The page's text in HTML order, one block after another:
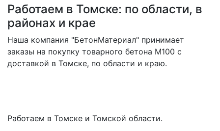
Работаем в Томске: по области, в
районах и крае
Наша компания "БетонМатериал" принимает
заказы на покупку товарного бетона M100 с
доставкой в Томске, по области и краю.
Работаем в Томске и Томской области.